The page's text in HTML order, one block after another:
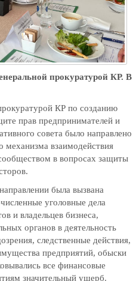
прокуратурой КР. В
КР по созданию
прав предпринимателей и
совета было направлено
механизма взаимодействия
в вопросах защиты
была вызвана
уголовные дела
и владельцев бизнеса,
органов в деятельность
следственные действия,
предприятий, обыски
все финансовые
значительный ущерб.